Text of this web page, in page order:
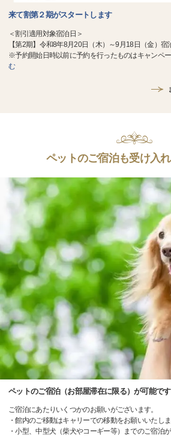
来て割第２期がスタートします
＜割引適用対象宿泊日＞
【第2期】令和8年8月20日（木）～9月18日（金）宿
※予約開始日時以前に予約を行ったものはキャンペ
む
ペットのご宿泊も受け入
ペットのご宿泊（お部屋滞在に限る）が可能です
ご宿泊にあたりいくつかのお願いがございます。
・館内のご移動はキャリーでの移動をお願いいたしま
・小型、中型犬（柴犬やコーギー等）までのご宿泊